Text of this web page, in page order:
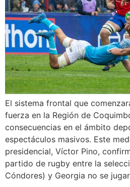
El sistema frontal que
fuerza en la Región de
consecuencias en el ámbito
espectáculos masivos. Este
presidencial, Víctor Pino,
partido de rugby entre la
Cóndores) y Georgia no se